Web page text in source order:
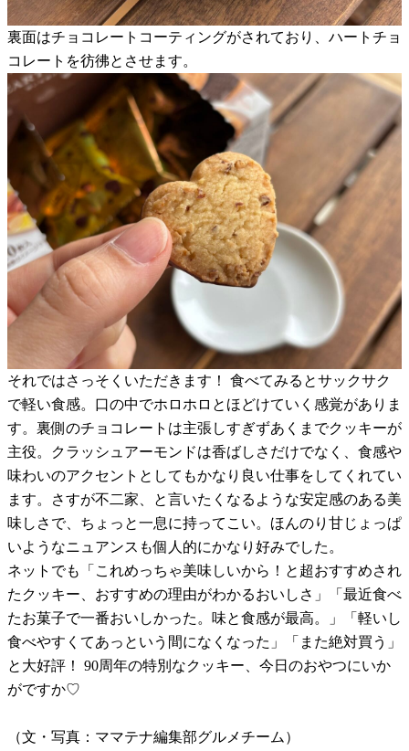
裏面はチョコレートコーティングがされており、ハートチョ
コレートを彷彿とさせます。
それではさっそくいただきます！ 食べてみるとサックサク
で軽い食感。口の中でホロホロとほどけていく感覚がありま
す。裏側のチョコレートは主張しすぎずあくまでクッキーが
主役。クラッシュアーモンドは香ばしさだけでなく、食感や
味わいのアクセントとしてもかなり良い仕事をしてくれてい
ます。さすが不二家、と言いたくなるような安定感のある美
味しさで、ちょっと一息に持ってこい。ほんのり甘じょっぱ
いようなニュアンスも個人的にかなり好みでした。
ネットでも「これめっちゃ美味しいから！と超おすすめされ
たクッキー、おすすめの理由がわかるおいしさ」「最近食べ
たお菓子で一番おいしかった。味と食感が最高。」「軽いし
食べやすくてあっという間になくなった」「また絶対買う」
と大好評！ 90周年の特別なクッキー、今日のおやつにいか
がですか♡
（文・写真：ママテナ編集部グルメチーム）